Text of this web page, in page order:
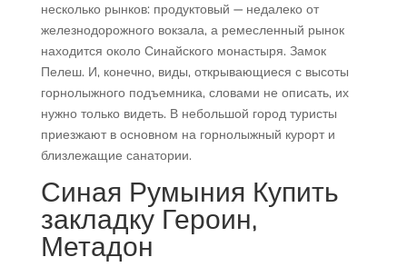
несколько рынков: продуктовый — недалеко от
железнодорожного вокзала, а ремесленный рынок
находится около Синайского монастыря. Замок
Пелеш. И, конечно, виды, открывающиеся с высоты
горнолыжного подъемника, словами не описать, их
нужно только видеть. В небольшой город туристы
приезжают в основном на горнолыжный курорт и
близлежащие санатории.
Синая Румыния Купить
закладку Героин,
Метадон